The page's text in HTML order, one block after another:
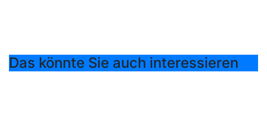
Das könnte Sie auch interessieren